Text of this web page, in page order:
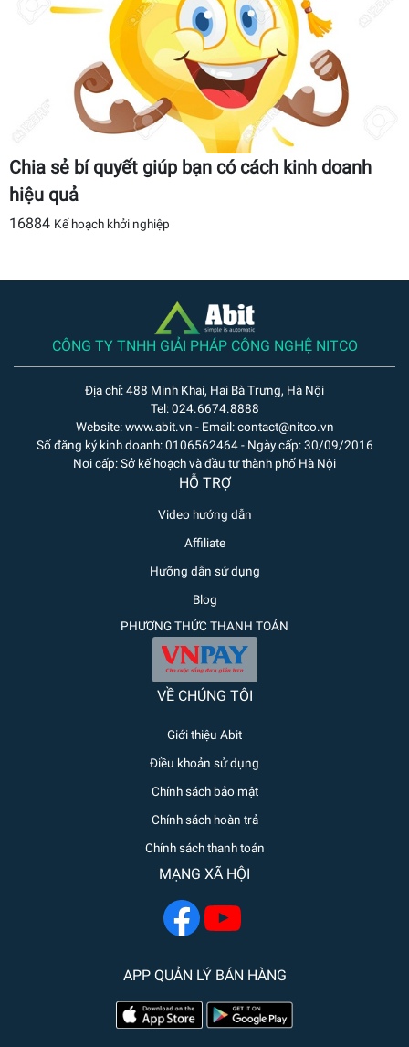
Chia sẻ bí quyết giúp bạn có cách kinh doanh
hiệu quả
16884 Kế hoạch khởi nghiệp
CÔNG TY TNHH GIẢI PHÁP CÔNG NGHỆ NITCO
Địa chỉ: 488 Minh Khai, Hai Bà Trưng, Hà Nội
Tel: 024.6674.8888
Website: www.abit.vn - Email: contact@nitco.vn
Số đăng ký kinh doanh: 0106562464 - Ngày cấp: 30/09/2016
Nơi cấp: Sở kế hoạch và đầu tư thành phố Hà Nội
HỖ TRỢ
Video hướng dẫn
Affiliate
Hưỡng dẫn sử dụng
Blog
PHƯƠNG THỨC THANH TOÁN
VỀ CHÚNG TÔI
Giới thiệu Abit
Điều khoản sử dụng
Chính sách bảo mật
Chính sách hoàn trả
Chính sách thanh toán
MẠNG XÃ HỘI
APP QUẢN LÝ BÁN HÀNG